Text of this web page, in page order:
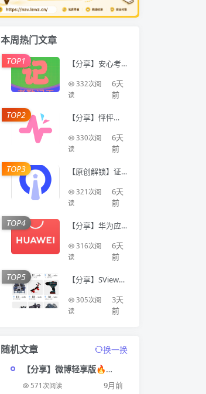
本周热门文章
TOP1
【分享】安心考
记工时统计出勤
数据
332次阅
读
6天
前
TOP2
【分享】怦怦🔥A
恋人多模态互动
聊天工具🔥
330次阅
读
6天
前
TOP3
【原创解锁】证
会员🔥标准尺寸
换底色美颜证件
321次阅
读
6天
前
TOP4
【分享】华为应
不限制下载国际
软件⭕免登录
316次阅
读
6天
前
TOP5
【分享】SView看
模型看图工具🔥
登录即会员
305次阅
读
3天
前
随机文章
换一换
【分享】微博轻享版🔥
v6.7.2🔥去广告
571次阅读 9月前